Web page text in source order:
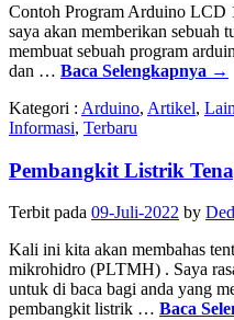
Contoh Program Arduino LCD
saya akan memberikan sebuah
membuat sebuah program
dan … Baca Selengkapnya →
Kategori : Arduino, Artikel,
Informasi, Terbaru
Pembangkit Listrik
Terbit pada 09-Juli-2022 by
Kali ini kita akan membahas
mikrohidro (PLTMH) . Saya
untuk di baca bagi anda yang
pembangkit listrik … Baca